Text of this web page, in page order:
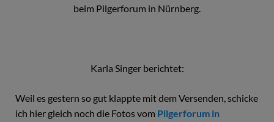
beim Pilgerforum in Nürnberg.
Karla Singer berichtet:
Weil es gestern so gut klappte mit dem Versenden, schicke
ich hier gleich noch die Fotos vom Pilgerforum in